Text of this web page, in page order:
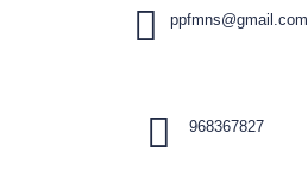
ppfmns@gmail.com
968367827